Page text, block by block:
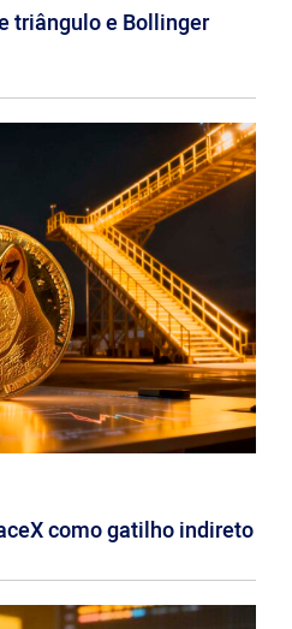
triângulo e Bollinger
como gatilho indireto